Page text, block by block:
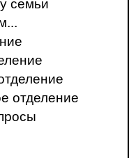
отделение